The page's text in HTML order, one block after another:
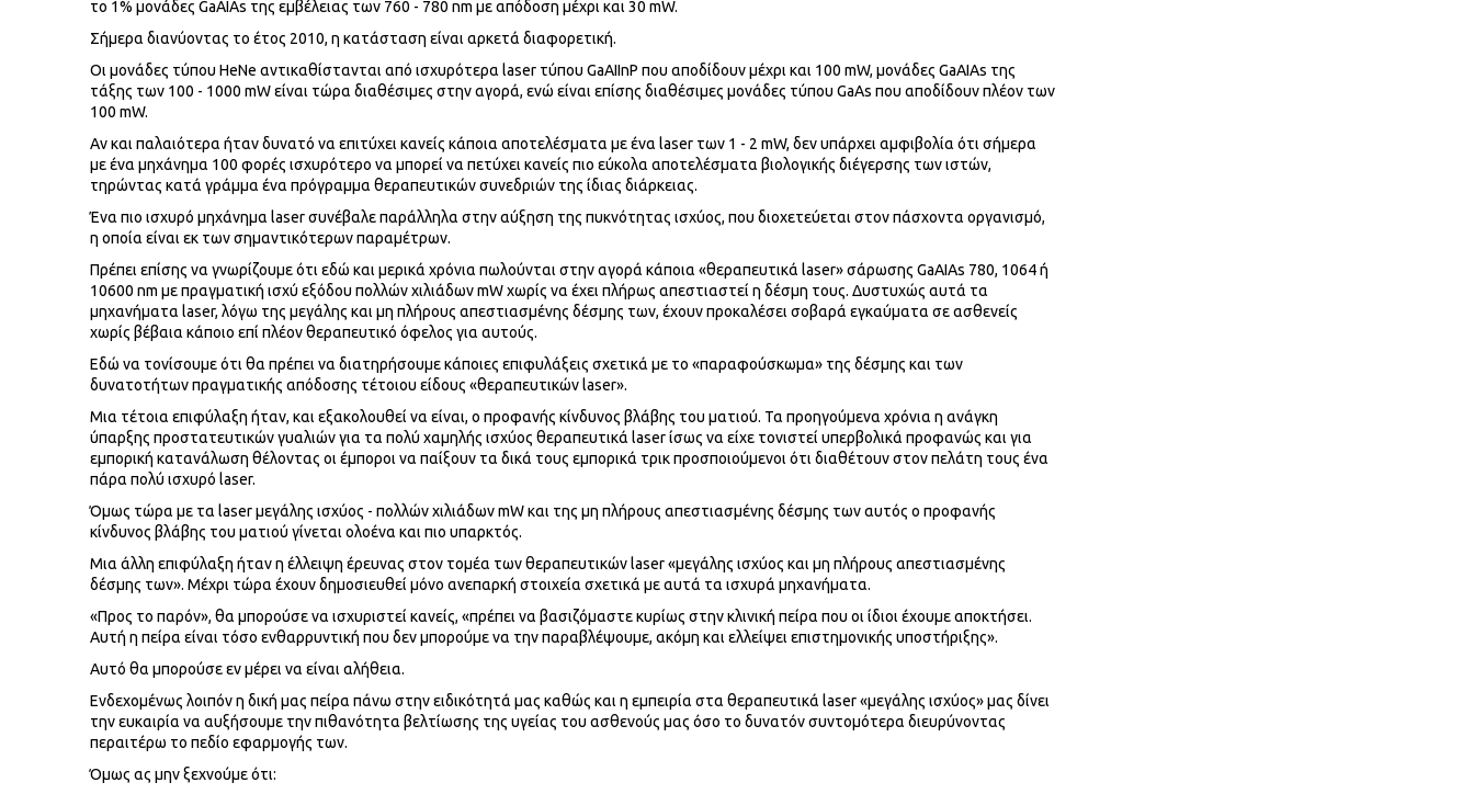
το 1% μονάδες GaAIAs της εμβέλειας των 760 - 780 nm με απόδοση μέχρι και 30 mW.
Σήμερα διανύοντας το έτος 2010, η κατάσταση είναι αρκετά διαφορετική.
Οι μονάδες τύπου HeNe αντικαθίστανται από ισχυρότερα laser τύπου GaAIInP που αποδίδουν μέχρι και 100 mW, μονάδες GaAIAs της
τάξης των 100 - 1000 mW είναι τώρα διαθέσιμες στην αγορά, ενώ είναι επίσης διαθέσιμες μονάδες τύπου GaAs που αποδίδουν πλέον των
100 mW.
Αν και παλαιότερα ήταν δυνατό να επιτύχει κανείς κάποια αποτελέσματα με ένα laser των 1 - 2 mW, δεν υπάρχει αμφιβολία ότι σήμερα
με ένα μηχάνημα 100 φορές ισχυρότερο να μπορεί να πετύχει κανείς πιο εύκολα αποτελέσματα βιολογικής διέγερσης των ιστών,
τηρώντας κατά γράμμα ένα πρόγραμμα θεραπευτικών συνεδριών της ίδιας διάρκειας.
Ένα πιο ισχυρό μηχάνημα laser συνέβαλε παράλληλα στην αύξηση της πυκνότητας ισχύος, που διοχετεύεται στον πάσχοντα οργανισμό,
η οποία είναι εκ των σημαντικότερων παραμέτρων.
Πρέπει επίσης να γνωρίζουμε ότι εδώ και μερικά χρόνια πωλούνται στην αγορά κάποια «θεραπευτικά laser» σάρωσης GaAIAs 780, 1064 ή
10600 nm με πραγματική ισχύ εξόδου πολλών χιλιάδων mW χωρίς να έχει πλήρως απεστιαστεί η δέσμη τους. Δυστυχώς αυτά τα
μηχανήματα laser, λόγω της μεγάλης και μη πλήρους απεστιασμένης δέσμης των, έχουν προκαλέσει σοβαρά εγκαύματα σε ασθενείς
χωρίς βέβαια κάποιο επί πλέον θεραπευτικό όφελος για αυτούς.
Εδώ να τονίσουμε ότι θα πρέπει να διατηρήσουμε κάποιες επιφυλάξεις σχετικά με το «παραφούσκωμα» της δέσμης και των
δυνατοτήτων πραγματικής απόδοσης τέτοιου είδους «θεραπευτικών laser».
Μια τέτοια επιφύλαξη ήταν, και εξακολουθεί να είναι, ο προφανής κίνδυνος βλάβης του ματιού. Τα προηγούμενα χρόνια η ανάγκη
ύπαρξης προστατευτικών γυαλιών για τα πολύ χαμηλής ισχύος θεραπευτικά laser ίσως να είχε τονιστεί υπερβολικά προφανώς και για
εμπορική κατανάλωση θέλοντας οι έμποροι να παίξουν τα δικά τους εμπορικά τρικ προσποιούμενοι ότι διαθέτουν στον πελάτη τους ένα
πάρα πολύ ισχυρό laser.
Όμως τώρα με τα laser μεγάλης ισχύος - πολλών χιλιάδων mW και της μη πλήρους απεστιασμένης δέσμης των αυτός ο προφανής
κίνδυνος βλάβης του ματιού γίνεται ολοένα και πιο υπαρκτός.
Μια άλλη επιφύλαξη ήταν η έλλειψη έρευνας στον τομέα των θεραπευτικών laser «μεγάλης ισχύος και μη πλήρους απεστιασμένης
δέσμης των». Μέχρι τώρα έχουν δημοσιευθεί μόνο ανεπαρκή στοιχεία σχετικά με αυτά τα ισχυρά μηχανήματα.
«Προς το παρόν», θα μπορούσε να ισχυριστεί κανείς, «πρέπει να βασιζόμαστε κυρίως στην κλινική πείρα που οι ίδιοι έχουμε αποκτήσει.
Αυτή η πείρα είναι τόσο ενθαρρυντική που δεν μπορούμε να την παραβλέψουμε, ακόμη και ελλείψει επιστημονικής υποστήριξης».
Αυτό θα μπορούσε εν μέρει να είναι αλήθεια.
Ενδεχομένως λοιπόν η δική μας πείρα πάνω στην ειδικότητά μας καθώς και η εμπειρία στα θεραπευτικά laser «μεγάλης ισχύος» μας δίνει
την ευκαιρία να αυξήσουμε την πιθανότητα βελτίωσης της υγείας του ασθενούς μας όσο το δυνατόν συντομότερα διευρύνοντας
περαιτέρω το πεδίο εφαρμογής των.
Όμως ας μην ξεχνούμε ότι: